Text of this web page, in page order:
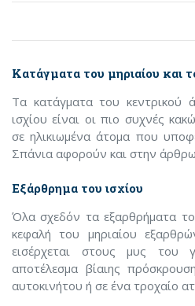
Κατάγματα του μηριαίου και
Τα κατάγματα του κεντρικού
ισχίου είναι οι πιο συχνές
σε ηλικιωμένα άτομα που
Σπάνια αφορούν και στην
Εξάρθρημα του ισχίου
Όλα σχεδόν τα εξαρθρήματα
κεφαλή του μηριαίου
εισέρχεται στους μυς του
αποτέλεσμα βίαιης
αυτοκινήτου ή σε ένα τροχαίο